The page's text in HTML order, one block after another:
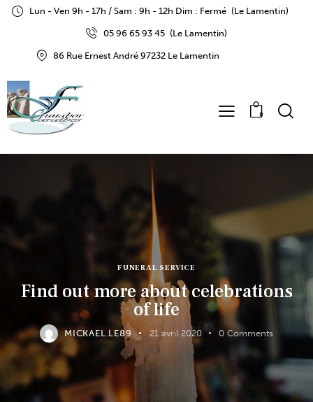
Lun - Ven 9h - 17h / Sam : 9h - 12h Dim : Fermé (Le Lamentin)
05 96 65 93 45 (Le Lamentin)
86 Rue Ernest André 97232 Le Lamentin
0
FUNERAL SERVICE
Find out more about celebrations
of life
MICKAEL.LE89 21 avril 2020 0 Comments